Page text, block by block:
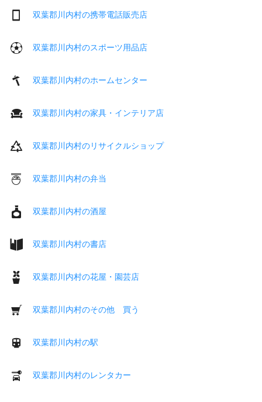
双葉郡川内村の携帯電話販売店
双葉郡川内村のスポーツ用品店
双葉郡川内村のホームセンター
双葉郡川内村の家具・インテリア店
双葉郡川内村のリサイクルショップ
双葉郡川内村の弁当
双葉郡川内村の酒屋
双葉郡川内村の書店
双葉郡川内村の花屋・園芸店
双葉郡川内村のその他 買う
双葉郡川内村の駅
双葉郡川内村のレンタカー